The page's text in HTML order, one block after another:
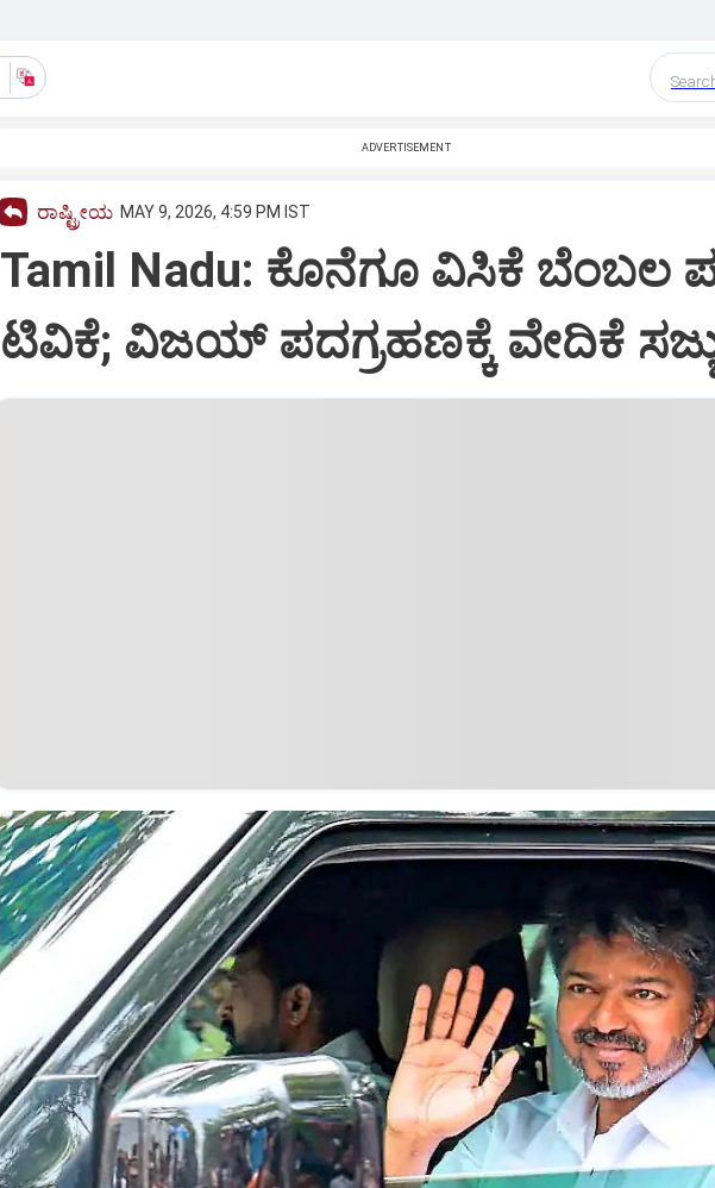
ADVERTISEMENT
ರಾಷ್ಟ್ರೀಯ MAY 9, 2026, 4:59 PM IST
Tamil Nadu: ಕೊನೆಗೂ ವಿಸಿಕೆ ಬೆಂಬಲ
ಟಿವಿಕೆ; ವಿಜಯ್‌ ಪದಗ್ರಹಣಕ್ಕೆ ವೇದಿಕೆ